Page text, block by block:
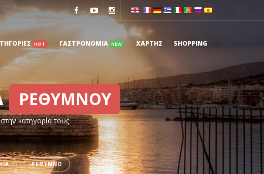
HOT ΓΑΣΤΡΟΝΟΜΙΑ NEW ΧΑΡΤΗΣ SHOPPING
ΡΕΘΥΜΝΟΥ
κατηγορία τους
ΡΕΘΥΜΝΟ